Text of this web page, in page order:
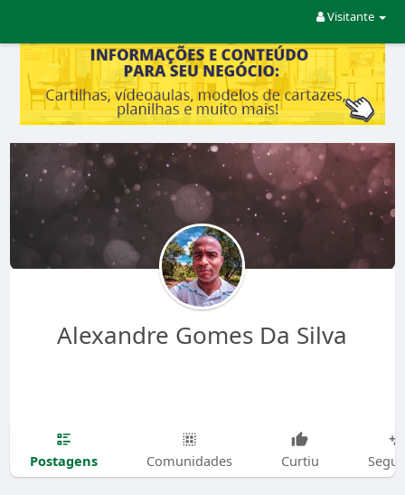
Visitante
Alexandre Gomes Da Silva
Postagens Comunidades Curtiu